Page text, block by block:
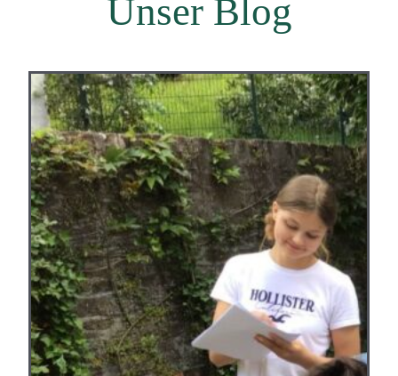
Unser Blog